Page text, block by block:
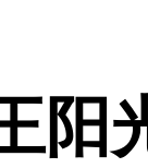
阳